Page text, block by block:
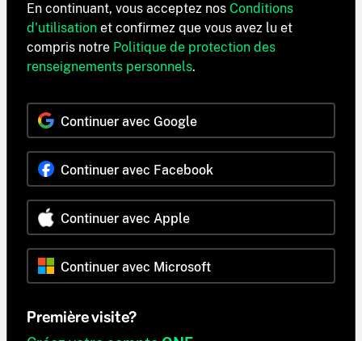
En continuant, vous acceptez nos Conditions
d'utilisation et confirmez que vous avez lu et
compris notre Politique de protection des
renseignements personnels.
Continuer avec Google
Continuer avec Facebook
Continuer avec Apple
Continuer avec Microsoft
Première visite?